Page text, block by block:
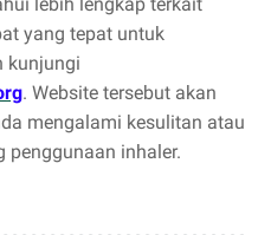
yang tepat untuk
kunjungi
. Website tersebut akan
mengalami kesulitan atau
penggunaan inhaler.